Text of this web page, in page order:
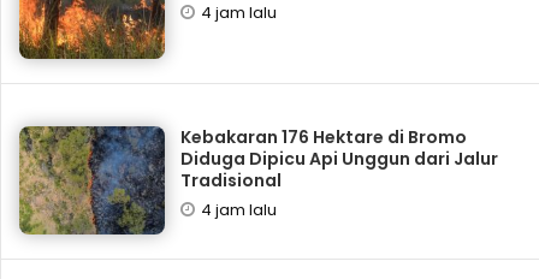
4 jam lalu
Kebakaran 176 Hektare di Bromo
Diduga Dipicu Api Unggun dari Jalur
Tradisional
4 jam lalu